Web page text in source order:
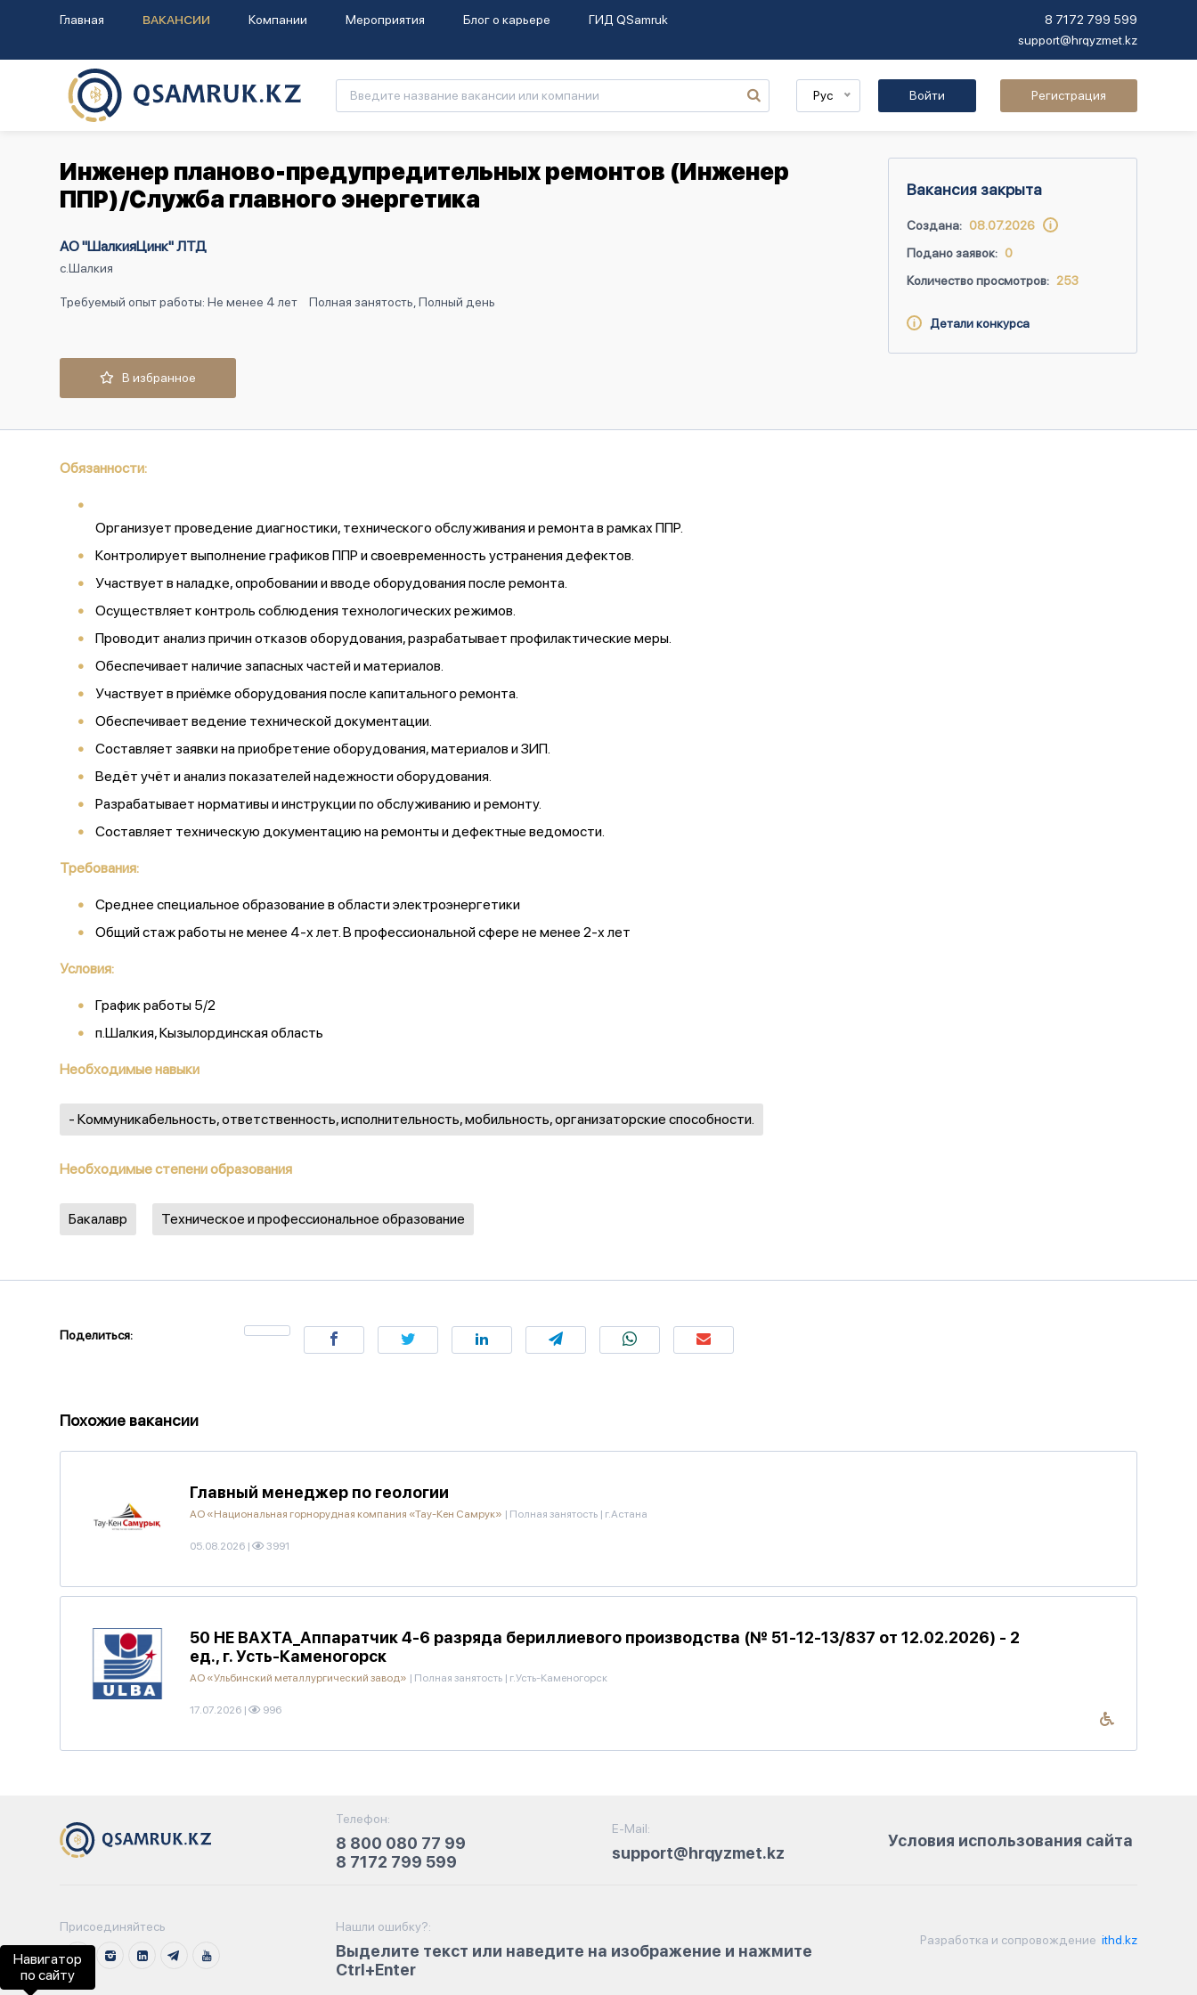
Главная ВАКАНСИИ Компании Мероприятия Блог о карьере ГИД QSamruk
8 7172 799 599
support@hrqyzmet.kz
Рус Войти Регистрация
Инженер планово-предупредительных ремонтов (Инженер
ППР)/Служба главного энергетика
АО "ШалкияЦинк" ЛТД
с.Шалкия
Требуемый опыт работы: Не менее 4 лет Полная занятость, Полный день
Вакансия закрыта
Создана: 08.07.2026
Подано заявок: 0
Количество просмотров: 253
Детали конкурса
В избранное
Обязанности:
Организует проведение диагностики, технического обслуживания и ремонта в рамках ППР.
Контролирует выполнение графиков ППР и своевременность устранения дефектов.
Участвует в наладке, опробовании и вводе оборудования после ремонта.
Осуществляет контроль соблюдения технологических режимов.
Проводит анализ причин отказов оборудования, разрабатывает профилактические меры.
Обеспечивает наличие запасных частей и материалов.
Участвует в приёмке оборудования после капитального ремонта.
Обеспечивает ведение технической документации.
Составляет заявки на приобретение оборудования, материалов и ЗИП.
Ведёт учёт и анализ показателей надежности оборудования.
Разрабатывает нормативы и инструкции по обслуживанию и ремонту.
Составляет техническую документацию на ремонты и дефектные ведомости.
Требования:
Среднее специальное образование в области электроэнергетики
Общий стаж работы не менее 4-х лет. В профессиональной сфере не менее 2-х лет
Условия:
График работы 5/2
п.Шалкия, Кызылординская область
Необходимые навыки
- Коммуникабельность, ответственность, исполнительность, мобильность, организаторские способности.
Необходимые степени образования
Бакалавр Техническое и профессиональное образование
Поделиться:
Похожие вакансии
Главный менеджер по геологии
АО «Национальная горнорудная компания «Тау-Кен Самрук» | Полная занятость | г.Астана
05.08.2026 | 3991
50 НЕ ВАХТА_Аппаратчик 4-6 разряда бериллиевого производства (№ 51-12-13/837 от 12.02.2026) - 2
ед., г. Усть-Каменогорск
АО «Ульбинский металлургический завод» | Полная занятость | г.Усть-Каменогорск
17.07.2026 | 996
Телефон:
8 800 080 77 99
8 7172 799 599
E-Mail:
support@hrqyzmet.kz
Условия использования сайта
Присоединяйтесь Нашли ошибку?:
Выделите текст или наведите на изображение и нажмите
Ctrl+Enter
Разработка и сопровождение ithd.kz
Навигатор
по сайту